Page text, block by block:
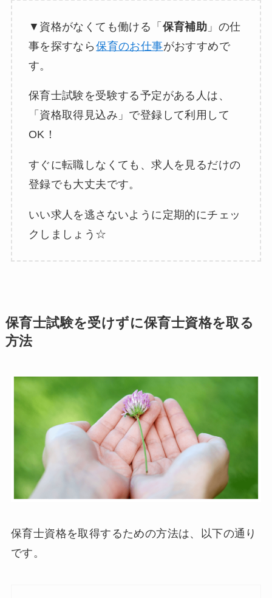
▼資格がなくても働ける「 保育補助 」の仕
事を探すなら 保育のお仕事がおすすめで
す。
保育士試験を受験する予定がある人は、
「資格取得見込み」で登録して利用して
OK！
すぐに転職しなくても、求人を見るだけの
登録でも大丈夫です。
いい求人を逃さないように定期的にチェッ
クしましょう☆
保育士試験を受けずに保育士資格を取る
方法
保育士資格を取得するための方法は、以下の通り
です。